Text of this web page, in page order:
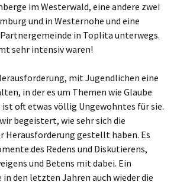
im Westerwald, eine andere zwei
und in Westernohe und eine
in Toplita unterwegs.
sehr intensiv waren!
mit Jugendlichen eine
in der es um Themen wie Glaube
ist oft etwas völlig Ungewohntes für sie.
begeistert, wie sehr sich die
Herausforderung gestellt haben. Es
des Redens und Diskutierens,
und Betens mit dabei. Ein
den letzten Jahren auch wieder die